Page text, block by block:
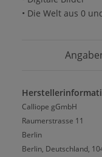
• Die Welt aus 0
Calliope gGmbH
Raumerstrasse 11
Berlin
Berlin, Deutschland,